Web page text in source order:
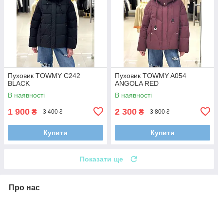
Пуховик TOWMY C242
BLACK
В наявності
1 900 ₴ 3 400 ₴
Купити
Пуховик TOWMY A054
ANGOLA RED
В наявності
2 300 ₴ 3 800 ₴
Купити
Показати ще
Про нас